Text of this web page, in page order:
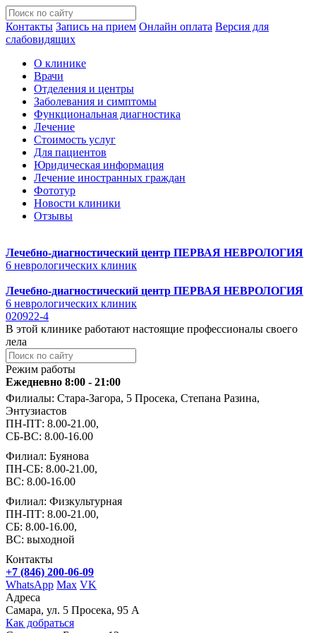
Контакты Запись на прием Онлайн оплата Версия для
слабовидящих
О клинике
Врачи
Отделения и центры
Заболевания и симптомы
Функциональная диагностика
Лечение
Стоимость услуг
Для пациентов
Юридическая информация
Лечение иностранных граждан
Фототур
Новости клиники
Отзывы
Лечебно-диагностический центр ПЕРВАЯ НЕВРОЛОГИЯ
6 неврологических клиник
Лечебно-диагностический центр ПЕРВАЯ НЕВРОЛОГИЯ
6 неврологических клиник
020922-4
В этой клинике работают настоящие профессионалы своего
лела
Режим работы
Ежедневно 8:00 - 21:00
Филиалы: Стара-Загора, 5 Просека, Степана Разина,
Энтузиастов
ПН-ПТ: 8.00-21.00,
СБ-ВС: 8.00-16.00
Филиал: Буянова
ПН-СБ: 8.00-21.00,
ВС: 8.00-16.00
Филиал: Физкультурная
ПН-ПТ: 8.00-21.00,
СБ: 8.00-16.00,
ВС: выходной
Контакты
+7 (846) 200-06-09
WhatsApp Max VK
Адреса
Самара, ул. 5 Просека, 95 А
Как добраться